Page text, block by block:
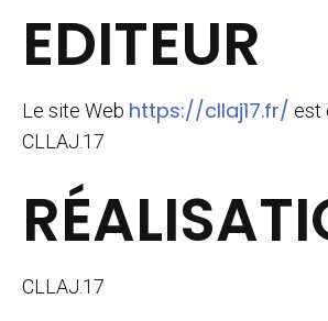
EDITEUR
Le site Web https://cllaj17.fr/ est
CLLAJ.17
CLLAJ.17